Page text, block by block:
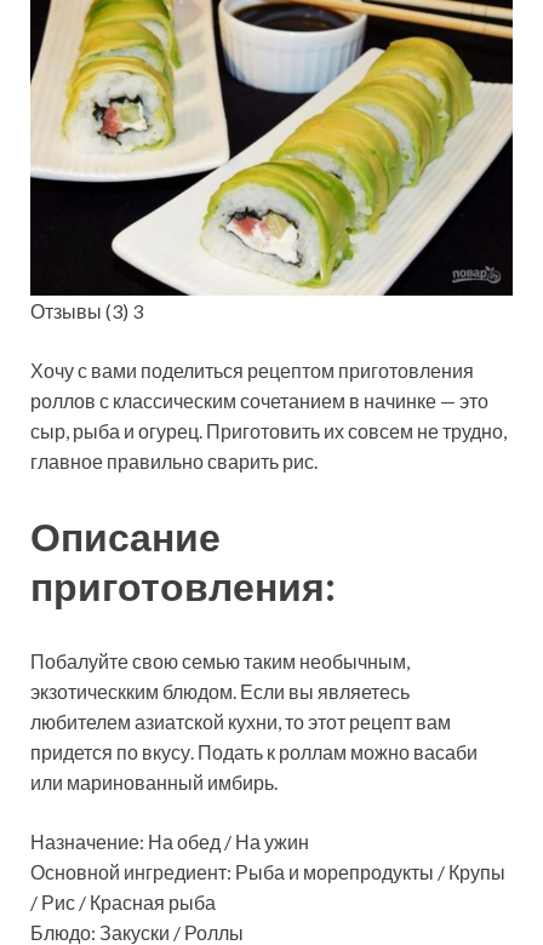
Отзывы (3) 3
Хочу с вами поделиться рецептом приготовления
роллов с классическим сочетанием в начинке — это
сыр, рыба и огурец. Приготовить их совсем не трудно,
главное правильно сварить рис.
Описание
приготовления:
Побалуйте свою семью таким необычным,
экзотическким блюдом. Если вы являетесь
любителем азиатской кухни, то этот рецепт вам
придется по вкусу. Подать к роллам можно васаби
или маринованный имбирь.
Назначение: На обед / На ужин
Основной ингредиент: Рыба и морепродукты / Крупы
/ Рис / Красная рыба
Блюдо: Закуски / Роллы